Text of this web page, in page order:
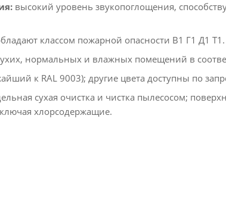
высокий уровень звукопоглощения,
классом пожарной опасности В1 Г1 Д1 Т1.​
нормальных и влажных помещений в
к RAL 9003); другие цвета доступны по
сухая очистка и чистка пылесосом;
хлорсодержащие.​